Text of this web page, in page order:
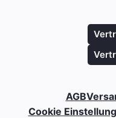
AGB
Cookie